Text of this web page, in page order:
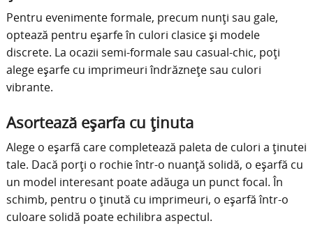
Pentru evenimente formale, precum nunți sau gale,
optează pentru eșarfe în culori clasice și modele
discrete. La ocazii semi-formale sau casual-chic, poți
alege eșarfe cu imprimeuri îndrăznețe sau culori
vibrante.
Asortează eșarfa cu ținuta
Alege o eșarfă care completează paleta de culori a ținutei
tale. Dacă porți o rochie într-o nuanță solidă, o eșarfă cu
un model interesant poate adăuga un punct focal. În
schimb, pentru o ținută cu imprimeuri, o eșarfă într-o
culoare solidă poate echilibra aspectul.